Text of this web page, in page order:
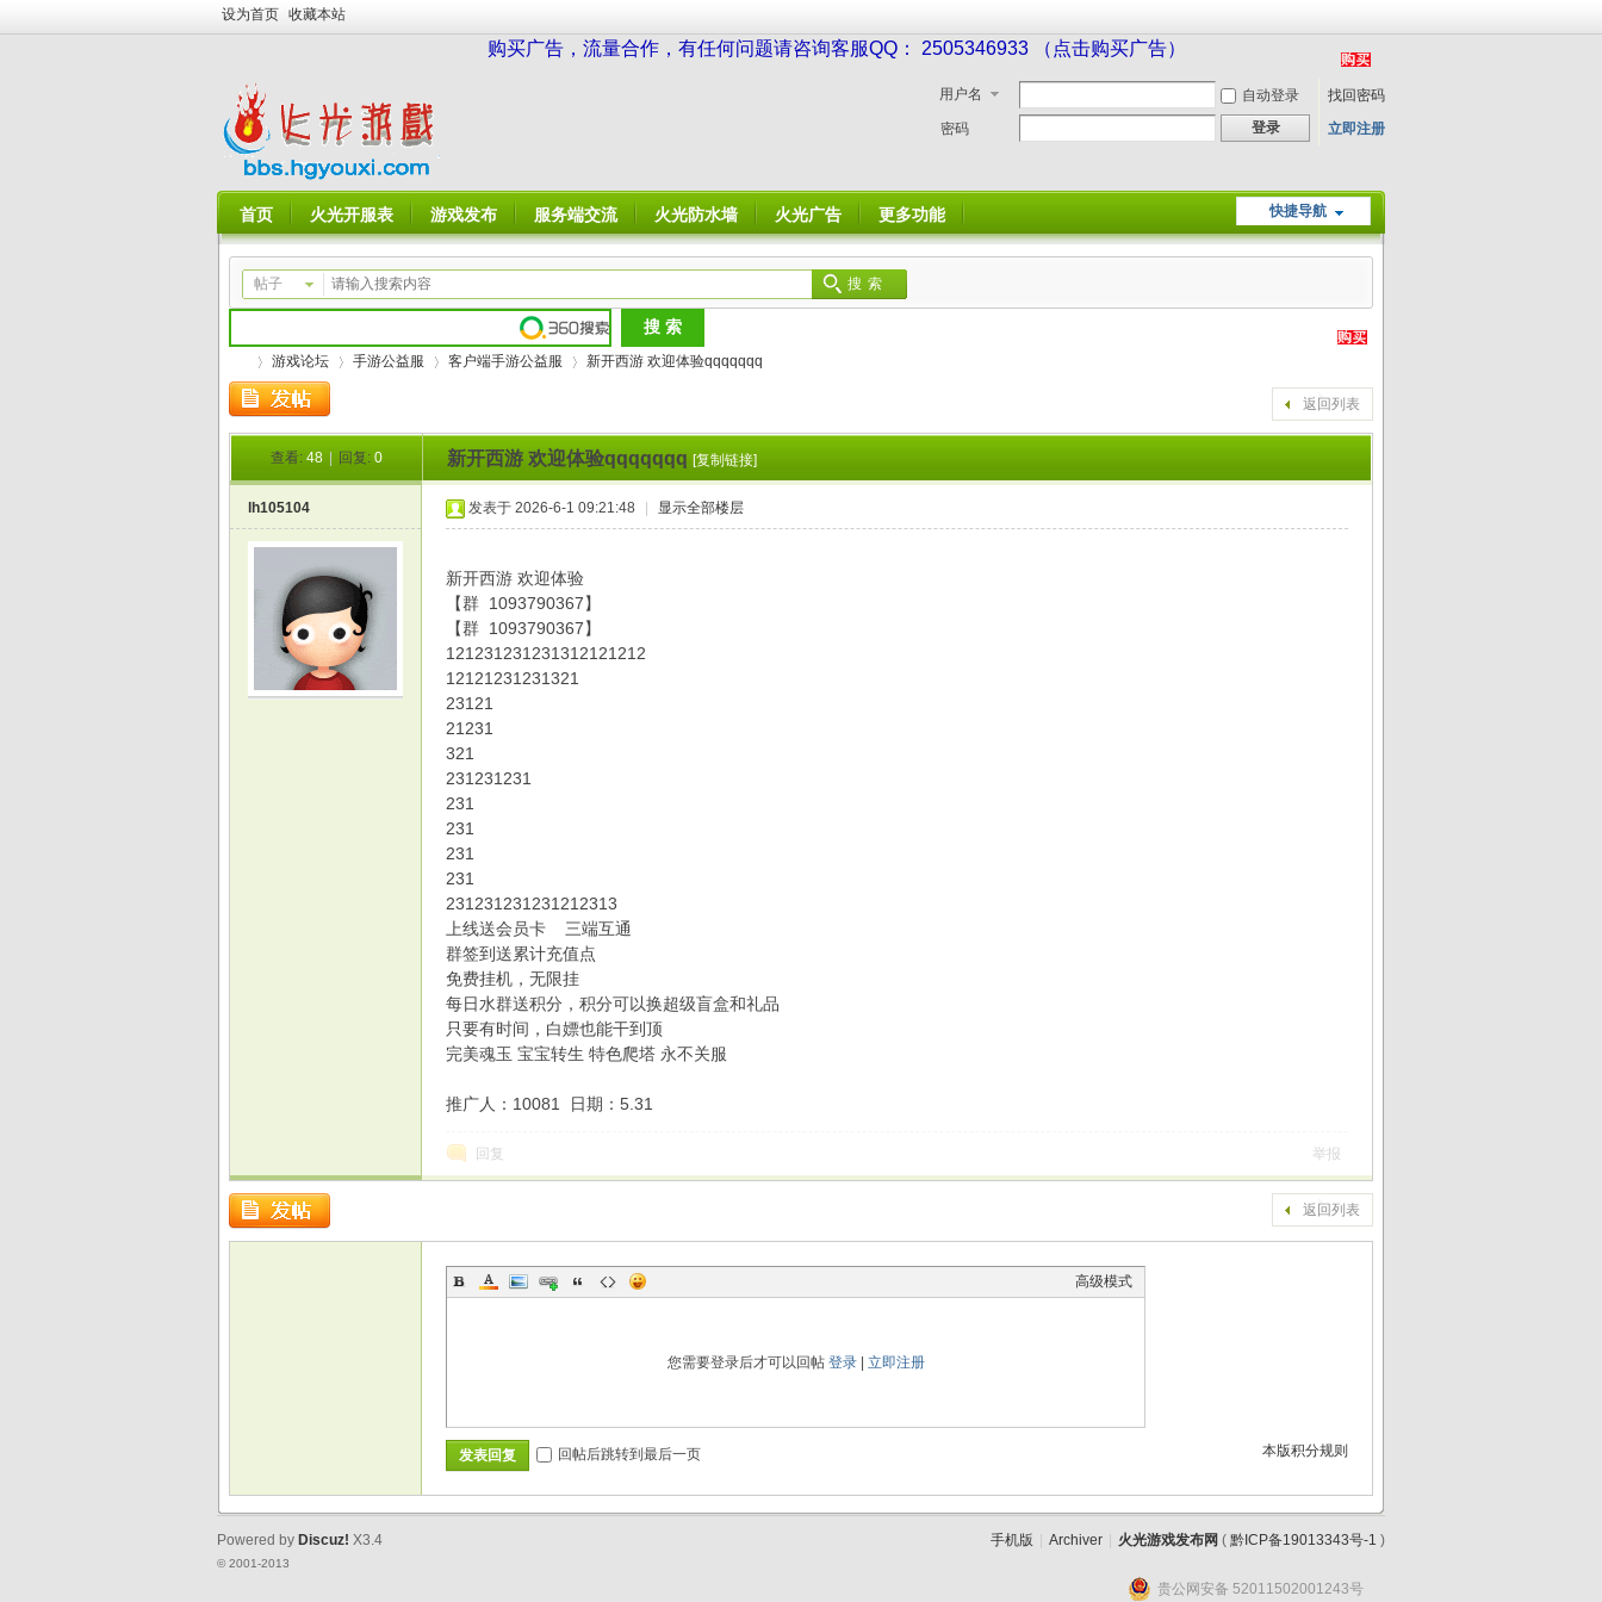
设为首页 收藏本站
购买广告，流量合作，有任何问题请咨询客服QQ： 2505346933 （点击购买广告）
用户名 自动登录
找回密码
密码
登录 立即注册
快捷导航
首页 火光开服表 游戏发布 服务端交流 火光防水墙 火光广告 更多功能
帖子 搜索
戏
游戏论坛
›
手游公益服 客户端手游公益服
›
新开西游 欢迎体验qqqqqqq
返回列表
查看: 48 回复: 0 新开西游 欢迎体验qqqqqqq [复制链接]
lh105104 发表于 2026-6-1 09:21:48 显示全部楼层
新开西游 欢迎体验
【群 1093790367】
【群 1093790367】
121231231231312121212
12121231231321
23121
21231
321
231231231
231
231
231
231
231231231231212313
上线送会员卡 三端互通
群签到送累计充值点
免费挂机，无限挂
每日水群送积分，积分可以换超级盲盒和礼品
只要有时间，白嫖也能干到顶
完美魂玉 宝宝转生 特色爬塔 永不关服
推广人：10081 日期：5.31
回复 举报
返回列表
高级模式
您需要登录后才可以回帖 登录| 立即注册
本版积分规则
发表回复 回帖后跳转到最后一页
手机版 Archiver 火光游戏发布网 ( 黔ICP备19013343号-1 )
贵公网安备 52011502001243号
Powered by Discuz! X3.4
© 2001-2013